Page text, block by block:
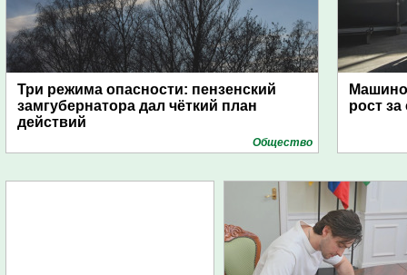
Три режима опасности: пензенский
замгубернатора дал чёткий план
действий
Общество
рост за